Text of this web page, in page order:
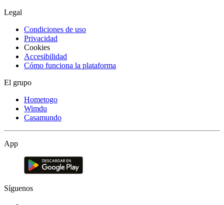
Legal
Condiciones de uso
Privacidad
Cookies
Accesibilidad
Cómo funciona la plataforma
El grupo
Hometogo
Wimdu
Casamundo
App
Síguenos